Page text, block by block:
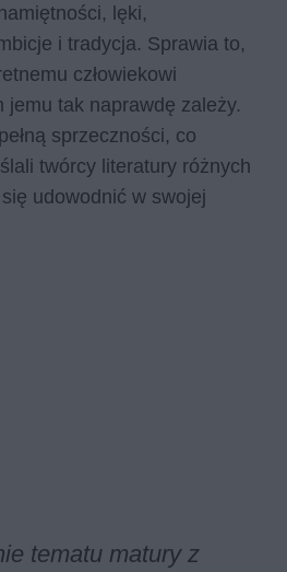
lęki,
i tradycja. Sprawia to,
człowiekowi
jemu tak naprawdę zależy.
sprzeczności, co
twórcy literatury różnych
udowodnić w swojej
tematu matury z